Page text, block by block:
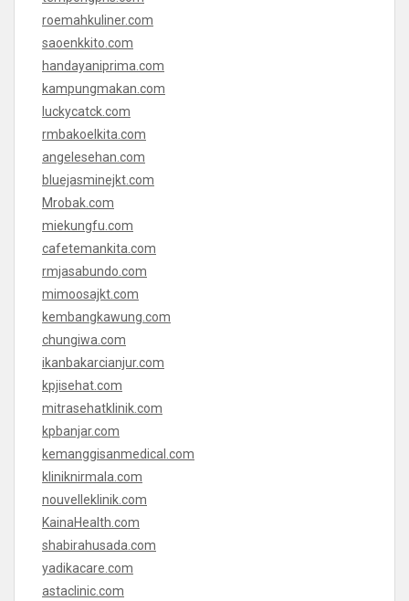
roemahkuliner.com
saoenkkito.com
handayaniprima.com
kampungmakan.com
luckycatck.com
rmbakoelkita.com
angelesehan.com
bluejasminejkt.com
Mrobak.com
miekungfu.com
cafetemankita.com
rmjasabundo.com
mimoosajkt.com
kembangkawung.com
chungiwa.com
ikanbakarcianjur.com
kpjisehat.com
mitrasehatklinik.com
kpbanjar.com
kemanggisanmedical.com
kliniknirmala.com
nouvelleklinik.com
KainaHealth.com
shabirahusada.com
yadikacare.com
astaclinic.com